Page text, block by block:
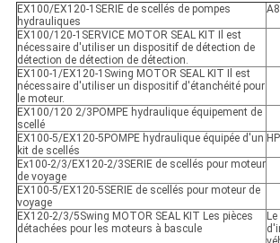
EX100/EX120-1SERIE de scellés de pompes
hydrauliques
EX100/120-1SERVICE MOTOR SEAL KIT Il est
nécessaire d'utiliser un dispositif de détection de
détection de détection de détection.
EX100-1/EX120-1Swing MOTOR SEAL KIT Il est
nécessaire d'utiliser un dispositif d'étanchéité pour
le moteur.
EX100/120 2/3POMPE hydraulique équipement de
scellé
EX100-5/EX120-5POMPE hydraulique équipée d'un
kit de scellés
Ex100-2/3/EX120-2/3SERIE de scellés pour moteur
de voyage
EX100-5/EX120-5SERIE de scellés pour moteur de
voyage
EX120-2/3/5Swing MOTOR SEAL KIT Les pièces
détachées pour les moteurs à bascule